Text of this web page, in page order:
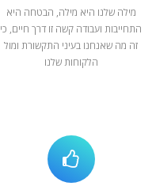
מילה שלנו היא מילה, הבטחה היא
התחייבות ועבודה קשה זו דרך חיים, כי
זה מה שאנחנו בעיני התקשורת ומול
הלקוחות שלנו